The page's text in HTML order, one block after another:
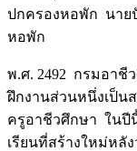
ปกครองหอพัก นา
หอพัก
พ.ศ. 2492 กรมอาชี
ฝึกงานส่วนหนึ่งเป็น
ครูอาชีวศึกษา ในปี
เรียนที่สร้างใหม่หลั